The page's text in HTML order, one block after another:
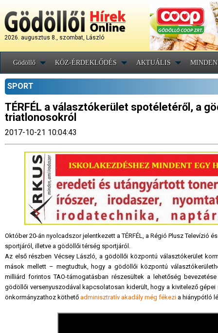
2026. augusztus 8., szombat, László
Gödöllő KÖZ-ÉRDEKLŐDÉS AKTUÁLIS
SPORT
TÉRFÉL a választókerület spotéletéről, a
triatlonosokról
2017-10-21 10:04:43
Október 20-án nyolcadszor jelentkezett a TÉRFÉL, a Régió Plusz Televízió
sportjáról, illetve a gödöllői térség sportjáról.
Az első részben Vécsey László, a gödöllői központú választókerület
mások mellett – megtudtuk, hogy a gödöllői központú
milliárd forintos TAO-támogatásban részesültek a lehetőség
gödöllői versenyuszodával kapcsolatosan kiderült, hogy a kivitelező
önkormányzathoz köthető adminisztratív akadály még fékezi a hiánypótló